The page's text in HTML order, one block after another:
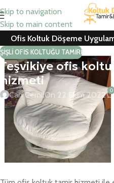
Skip to navigation
Skip to main content
Ofis Koltuk Döşeme
ŞIŞLI OFIS KOLTUĞU TAMIRI
Teşvikiye ofis
hizmeti
Can CemilOn 22 Ekim 2022 0
Teşvikiye ofis koltuk tamiri, ofis
berber koltuğu tamiri ve ofis
yıllık tecrübenin vermiş olduğu
Kurumsal firmalar ile konutlarda